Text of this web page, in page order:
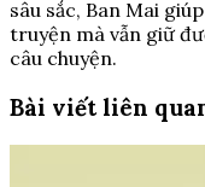
sâu sắc, Ban Mai
truyện mà vẫn giữ
câu chuyện.
Bài viết liên